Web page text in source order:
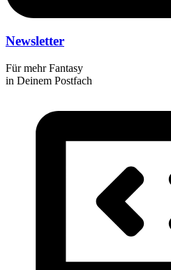
Newsletter
Für mehr Fantasy
in Deinem Postfach